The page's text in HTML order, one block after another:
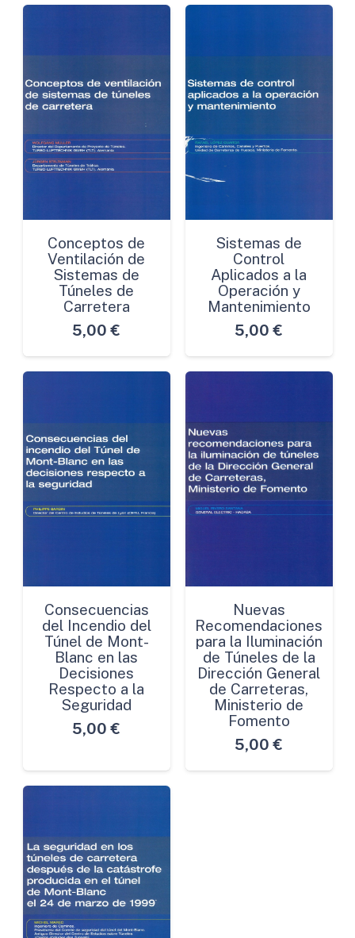
Conceptos de
Ventilación de
Sistemas de
Túneles de
Carretera
5,00 €
Sistemas de
Control
Aplicados a la
Operación y
Mantenimiento
5,00 €
Consecuencias
del Incendio del
Túnel de Mont-
Blanc en las
Decisiones
Respecto a la
Seguridad
5,00 €
Nuevas
Recomendaciones
para la Iluminación
de Túneles de la
Dirección General
de Carreteras,
Ministerio de
Fomento
5,00 €